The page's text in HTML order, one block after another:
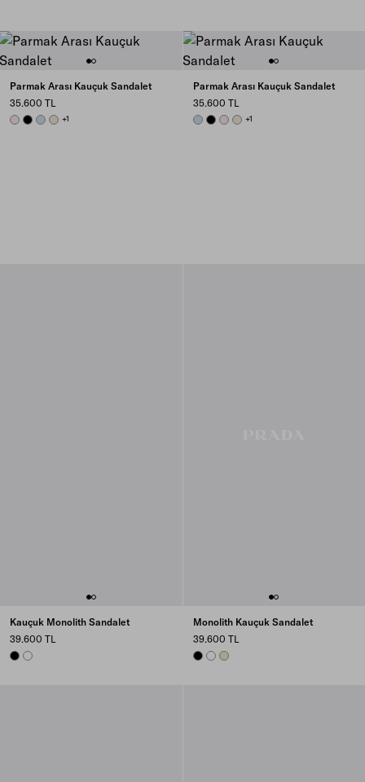
Parmak Arası Kauçuk Sandalet
35.600 TL
ALABASTER PINK
BLACKSKY BLUE
POLLEN YELLOW
+1
Parmak Arası Kauçuk Sandalet
35.600 TL
SKY BLUE
BLACKALABASTER PINK
POLLEN YELLOW
+1
Kauçuk Monolith Sandalet
39.600 TL
BLACKWHITE
Monolith Kauçuk Sandalet
39.600 TL
BLACKWHITEIVORY